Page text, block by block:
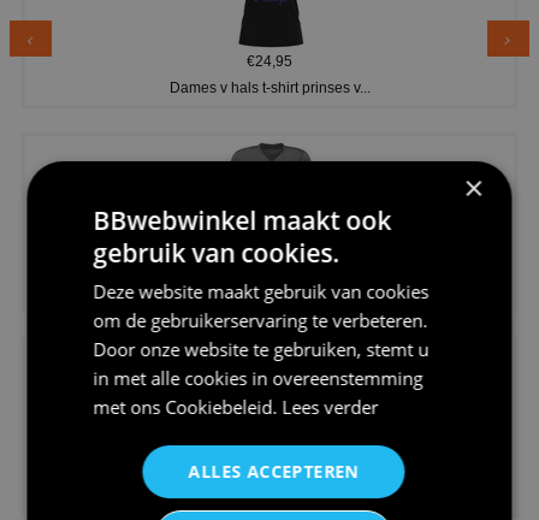
€24,95
Dames v hals t-shirt prinses v...
€24,95
Koningsdag shirt heren v-hals ...
€24,95
V-hals shirt rood wit blauw st...
×
BBwebwinkel maakt ook
gebruik van cookies.
Deze website maakt gebruik van cookies
om de gebruikerservaring te verbeteren.
Door onze website te gebruiken, stemt u
in met alle cookies in overeenstemming
met ons Cookiebeleid. Lees verder
ALLES ACCEPTEREN